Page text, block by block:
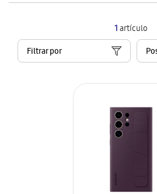
1artículo
Filtrar por